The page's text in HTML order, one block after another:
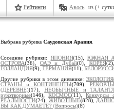
Рейтинги Авось из (+
Выбрана рубрика Саудовская Аравия
Соседние рубрики: ЯПОНИЯ(15),ЮЖНАЯ
ОСТРОВА(36),ОАЭ и Дубай(0), КОРЕЯ
ГОЛЛАНДИЯ(9), ГЕРМАНИЯ(11),
Другие рубрики в этом дневнике:ЭКОЛОГИЯ
СТРАНЫ и КОНТИНЕНТЫ(709),
(ДЕРЕВНЕ)(17), НЕОБЫЧНЫЕ и
рукотворные(146),КОСМОС(11),Конкурсы
РЕАЛЬНОСТИ(24), ЖИВОТНЫЕ(828),
ВЫ КАК ДУМАЕТЕ? (Вопросы)(8)